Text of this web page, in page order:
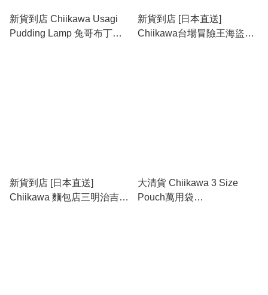
新貨到店 Chiikawa Usagi
Pudding Lamp 兔哥布丁灯 #
新貨到店 [日本直送]
Chiikawa台場冒險王海盜吉
新貨到店 [日本直送]
Chiikawa 麵包店三明治吉祥
大清貨 Chiikawa 3 Size
Pouch萬用袋